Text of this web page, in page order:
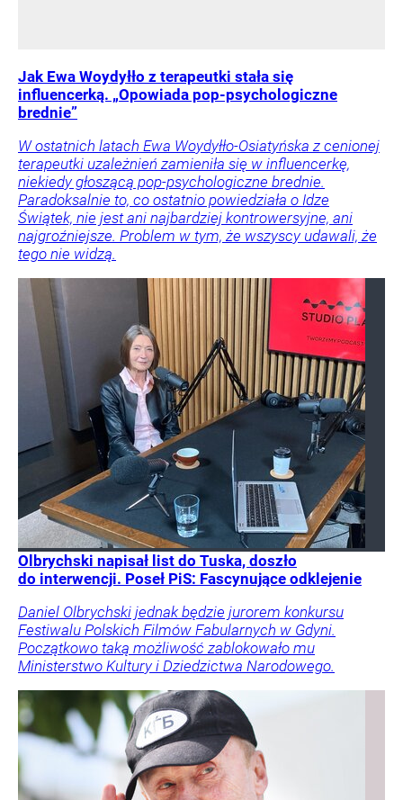
Jak Ewa Woydyłło z terapeutki stała się
influencerką. „Opowiada pop-psychologiczne
brednie”
W ostatnich latach Ewa Woydyłło-Osiatyńska z cenionej
terapeutki uzależnień zamieniła się w influencerkę,
niekiedy głoszącą pop-psychologiczne brednie.
Paradoksalnie to, co ostatnio powiedziała o Idze
Świątek, nie jest ani najbardziej kontrowersyjne, ani
najgroźniejsze. Problem w tym, że wszyscy udawali, że
tego nie widzą.
Olbrychski napisał list do Tuska, doszło
do interwencji. Poseł PiS: Fascynujące odklejenie
Daniel Olbrychski jednak będzie jurorem konkursu
Festiwalu Polskich Filmów Fabularnych w Gdyni.
Początkowo taką możliwość zablokowało mu
Ministerstwo Kultury i Dziedzictwa Narodowego.